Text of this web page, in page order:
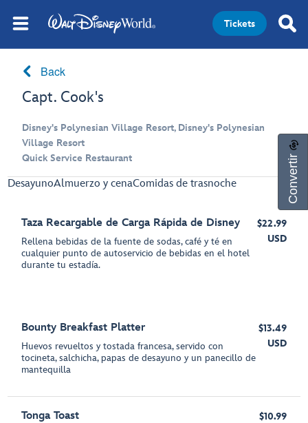
Tickets
Back
Capt. Cook's
Disney's Polynesian Village Resort, Disney's Polynesian
Village Resort
Quick Service Restaurant
DesayunoAlmuerzo y cenaComidas de trasnoche
Taza Recargable de Carga Rápida de Disney
Rellena bebidas de la fuente de sodas, café y té en
cualquier punto de autoservicio de bebidas en el hotel
durante tu estadía.
$22.99
USD
Bounty Breakfast Platter
Huevos revueltos y tostada francesa, servido con
tocineta, salchicha, papas de desayuno y un panecillo de
mantequilla
$13.49
USD
Tonga Toast
$10.99
Convertir